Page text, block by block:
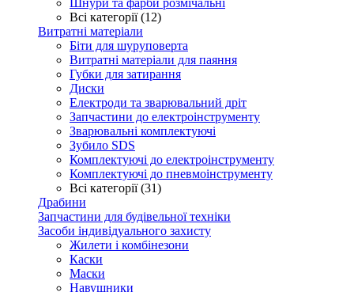
Шнури та фарби розмічальні
Всі категорії (12)
Витратні матеріали
Біти для шуруповерта
Витратні матеріали для паяння
Губки для затирання
Диски
Електроди та зварювальний дріт
Запчастини до електроінструменту
Зварювальні комплектуючі
Зубило SDS
Комплектуючі до електроінструменту
Комплектуючі до пневмоінструменту
Всі категорії (31)
Драбини
Запчастини для будівельної техніки
Засоби індивідуального захисту
Жилети і комбінезони
Каски
Маски
Навушники